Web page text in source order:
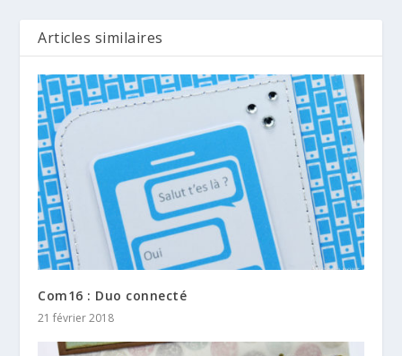
Articles similaires
Com16 : Duo connecté
21 février 2018